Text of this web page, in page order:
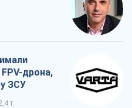
FPV-дрона,
ЗСУ
т.